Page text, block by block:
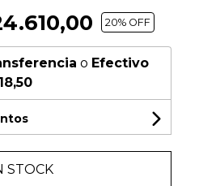
20% OFF
o Efectivo
STOCK